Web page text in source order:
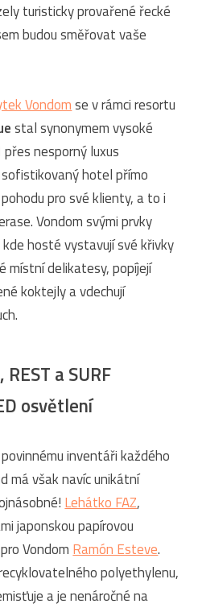
turisticky provařené řecké
budou směřovat vaše
Vondomse v rámci resortu
stal synonymem vysoké
nesporný luxus
hotel přímo
pro své klienty, a to i
Vondom svými prvky
hosté vystavují své křivky
místní delikatesy, popíjejí
koktejly a vdechují
a SURF
osvětlení
inventáři každého
má však navíc unikátní
Lehátko FAZ,
japonskou papírovou
VondomRamón Esteve.
polyethylenu,
a je nenáročné na